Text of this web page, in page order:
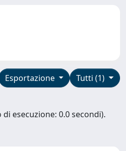
Tutti (1)
Esportazione
esecuzione: 0.0 secondi).